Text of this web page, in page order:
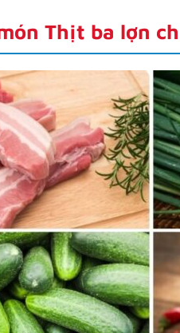
Thịt ba lợn